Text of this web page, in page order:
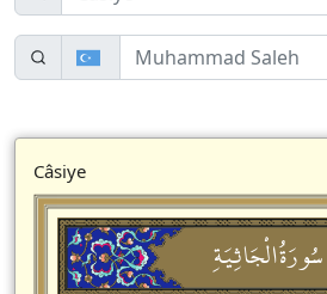
Câsiye
سُورَةُالْجَاثِيَةِ